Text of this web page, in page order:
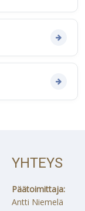
YHTEYS
Päätoimittaja:
Antti Niemelä